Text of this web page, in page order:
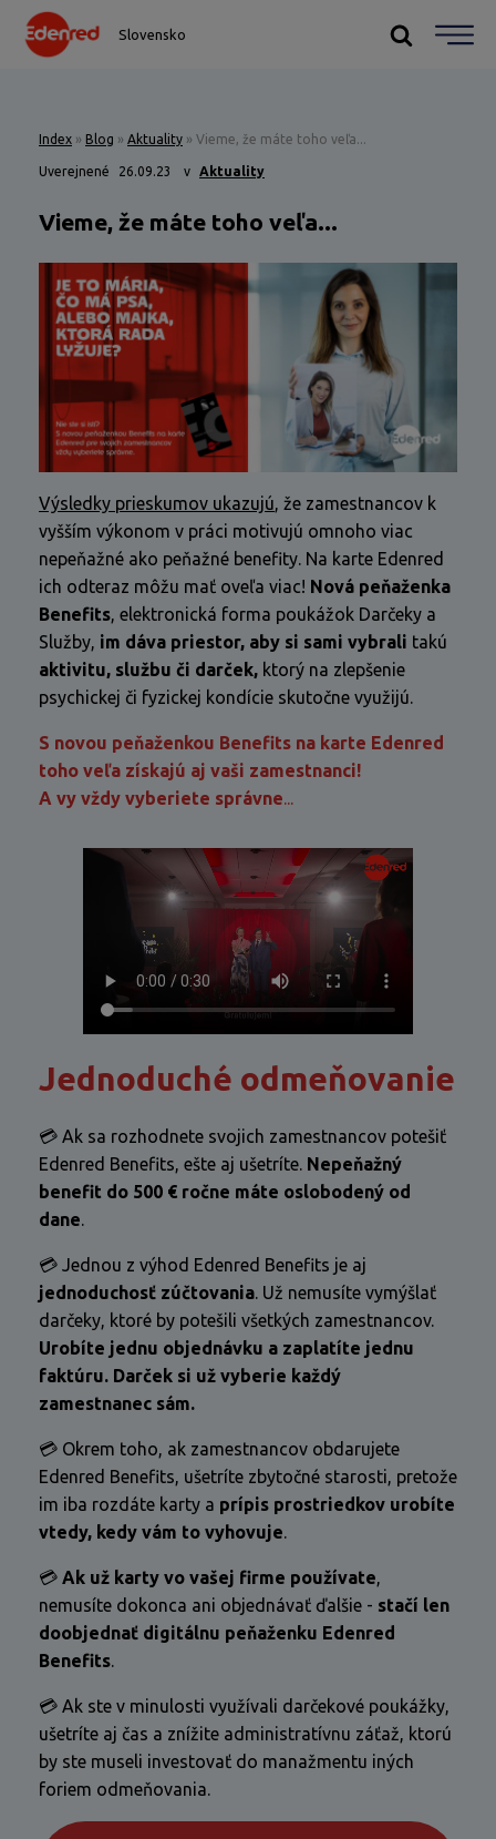
Slovensko
Index » Blog » Aktuality » Vieme, že máte toho veľa...
Uverejnené 26.09.23 v Aktuality
Vieme, že máte toho veľa...
Výsledky prieskumov ukazujú, že zamestnancov k
vyšším výkonom v práci motivujú omnoho viac
nepeňažné ako peňažné benefity. Na karte Edenred
ich odteraz môžu mať oveľa viac! Nová peňaženka
Benefits, elektronická forma poukážok Darčeky a
Služby, im dáva priestor, aby si sami vybrali takú
aktivitu, službu či darček, ktorý na zlepšenie
psychickej či fyzickej kondície skutočne využijú.
S novou peňaženkou Benefits na karte Edenred
toho veľa získajú aj vaši zamestnanci!
A vy vždy vyberiete správne...
Jednoduché odmeňovanie
💳 Ak sa rozhodnete svojich zamestnancov potešiť
Edenred Benefits, ešte aj ušetríte. Nepeňažný
benefit do 500 € ročne máte oslobodený od
dane.
💳 Jednou z výhod Edenred Benefits je aj
jednoduchosť zúčtovania. Už nemusíte vymýšlať
darčeky, ktoré by potešili všetkých zamestnancov.
Urobíte jednu objednávku a zaplatíte jednu
faktúru. Darček si už vyberie každý
zamestnanec sám.
💳 Okrem toho, ak zamestnancov obdarujete
Edenred Benefits, ušetríte zbytočné starosti, pretože
im iba rozdáte karty a prípis prostriedkov urobíte
vtedy, kedy vám to vyhovuje.
💳 Ak už karty vo vašej firme používate,
nemusíte dokonca ani objednávať ďalšie - stačí len
doobjednať digitálnu peňaženku Edenred
Benefits.
💳 Ak ste v minulosti využívali darčekové poukážky,
ušetríte aj čas a znížite administratívnu záťaž, ktorú
by ste museli investovať do manažmentu iných
foriem odmeňovania.